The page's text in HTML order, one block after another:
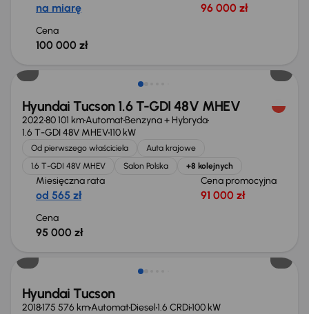
na miarę 96 000 zł
Cena
100 000 zł
Hyundai Tucson 1.6 T-GDI 48V MHEV
202280 101 kmAutomatBenzyna + Hybryda
1.6 T-GDI 48V MHEV110 kW
Od pierwszego właściciela
Auta krajowe
1.6 T-GDI 48V MHEV
Salon Polska +8 kolejnych
Miesięczna rata
od 565 zł
Cena promocyjna
91 000 zł
Cena
95 000 zł
Hyundai Tucson
2018175 576 kmAutomatDiesel1.6 CRDi100 kW